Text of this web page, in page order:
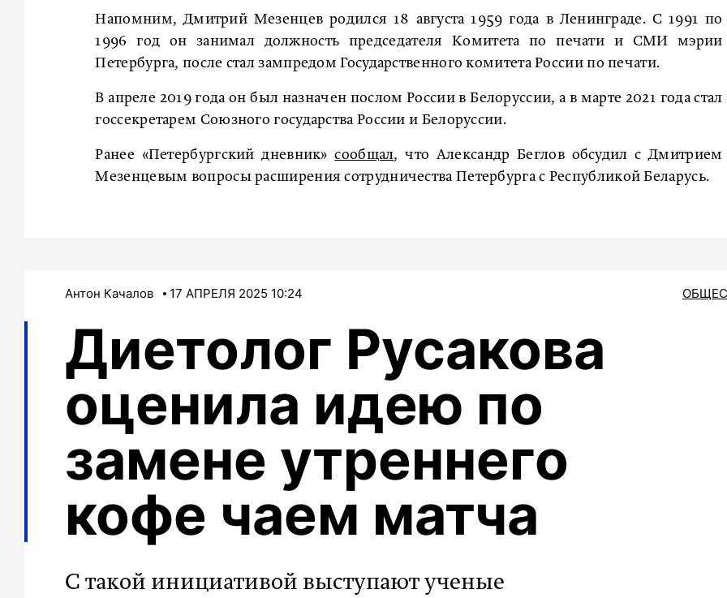
Напомним, Дмитрий Мезенцев родился 18 августа 1959 года в Ленинграде. С 1991 по
1996 год он занимал должность председателя Комитета по печати и СМИ мэрии
Петербурга, после стал зампредом Государственного комитета России по печати.
В апреле 2019 года он был назначен послом России в Белоруссии, а в марте 2021 года стал
госсекретарем Союзного государства России и Белоруссии.
Ранее «Петербургский дневник»сообщал, что Александр Беглов обсудил с Дмитрием
Мезенцевым вопросы расширения сотрудничества Петербурга с Республикой Беларусь.
Антон Качалов 17 АПРЕЛЯ 2025 10:24
Диетолог Русакова
оценила идею по
замене утреннего
кофе чаем матча
С такой инициативой выступают ученые